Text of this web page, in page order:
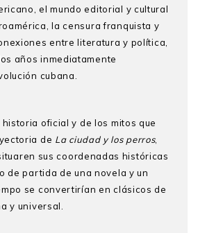
el mundo editorial y cultural
la censura franquista y
entre literatura y política,
años inmediatamente
cubana.
oficial y de los mitos que
de La ciudad y los perros,
en sus coordenadas históricas
de partida de una novela y un
se convertirían en clásicos de
y universal.